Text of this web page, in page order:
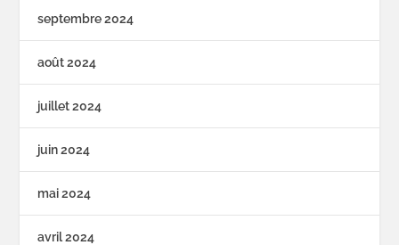
septembre 2024
août 2024
juillet 2024
juin 2024
mai 2024
avril 2024